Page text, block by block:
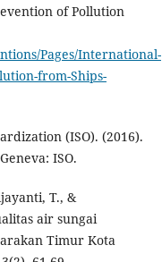
of Pollution
Pages/International-
from-Ships-
(ISO). (2016).
ISO.
T., &
air sungai
Timur Kota